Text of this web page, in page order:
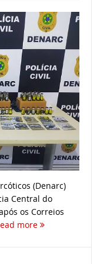
(Denarc)
Central do
os Correios
more